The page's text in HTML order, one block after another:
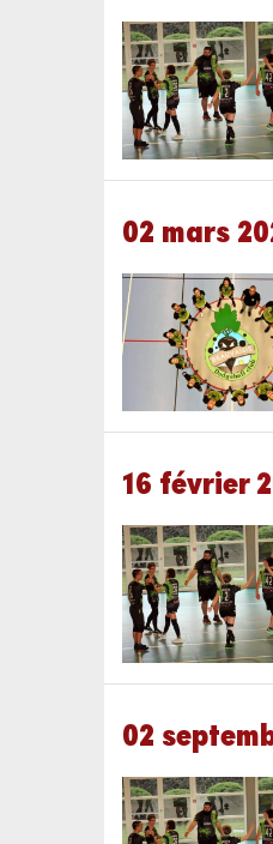
02 mars
16 février
02